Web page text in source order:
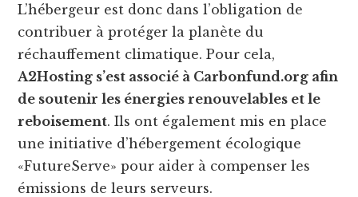
L’hébergeur est donc dans l’obligation de
contribuer à protéger la planète du
réchauffement climatique. Pour cela,
A2Hosting s’est associé à Carbonfund.org afin
de soutenir les énergies renouvelables et le
reboisement. Ils ont également mis en place
une initiative d’hébergement écologique
«FutureServe» pour aider à compenser les
émissions de leurs serveurs.